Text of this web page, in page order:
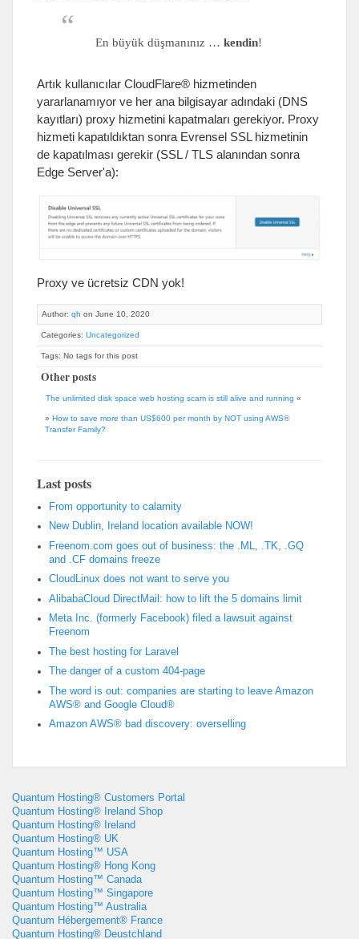
En büyük düşmanınız … kendin!
Artık kullanıcılar CloudFlare® hizmetinden
yararlanamıyor ve her ana bilgisayar adındaki (DNS
kayıtları) proxy hizmetini kapatmaları gerekiyor. Proxy
hizmeti kapatıldıktan sonra Evrensel SSL hizmetinin
de kapatılması gerekir (SSL / TLS alanından sonra
Edge Server'a):
Proxy ve ücretsiz CDN yok!
Author: qh on June 10, 2020
Categories: Uncategorized
Tags: No tags for this post
Other posts
The unlimited disk space web hosting scam is still alive and running «
» How to save more than US$600 per month by NOT using AWS®
Transfer Family?
Last posts
From opportunity to calamity
New Dublin, Ireland location available NOW!
Freenom.com goes out of business: the .ML, .TK, .GQ
and .CF domains freeze
CloudLinux does not want to serve you
AlibabaCloud DirectMail: how to lift the 5 domains limit
Meta Inc. (formerly Facebook) filed a lawsuit against
Freenom
The best hosting for Laravel
The danger of a custom 404-page
The word is out: companies are starting to leave Amazon
AWS® and Google Cloud®
Amazon AWS® bad discovery: overselling
Quantum Hosting® Customers Portal
Quantum Hosting® Ireland Shop
Quantum Hosting® Ireland
Quantum Hosting® UK
Quantum Hosting™ USA
Quantum Hosting® Hong Kong
Quantum Hosting™ Canada
Quantum Hosting™ Singapore
Quantum Hosting™ Australia
Quantum Hébergement® France
Quantum Hosting® Deustchland